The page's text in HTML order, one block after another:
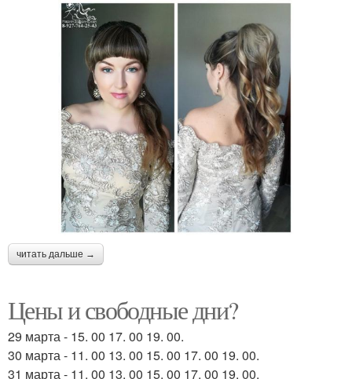
читать дальше →
Цены и свободные дни?
29 марта - 15. 00 17. 00 19. 00.
30 марта - 11. 00 13. 00 15. 00 17. 00 19. 00.
31 марта - 11. 00 13. 00 15. 00 17. 00 19. 00.